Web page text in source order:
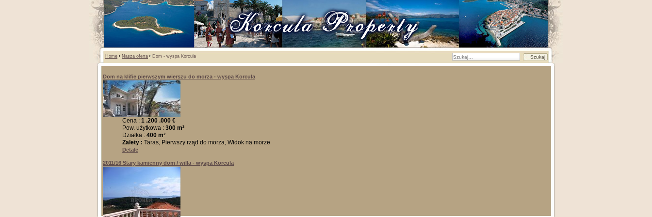
Home Nasza oferta Dom - wyspa Korcula
Dom na klifie pierwszym wierszu do morza - wyspa Korcula
Cena : 1 .200 .000 €
Pow. użytkowa : 300 m²
Działka : 400 m²
Zalety : Taras, Pierwszy rząd do morza, Widok na morze
Detale
2011/16 Stary kamienny dom / willa - wyspa Korcula